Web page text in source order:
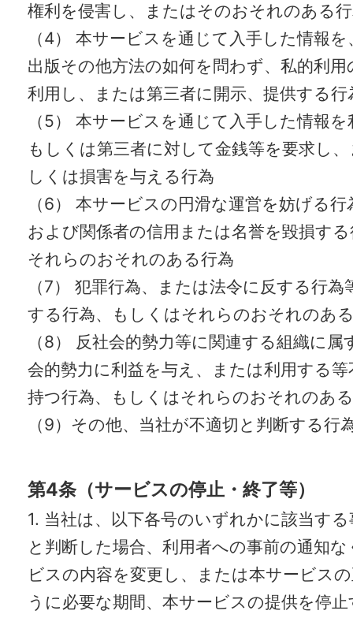
権利を侵害し、またはそのおそれのある
（4） 本サービスを通じて入手した情報
出版その他方法の如何を問わず、私的利
利用し、または第三者に開示、提供する行
（5） 本サービスを通じて入手した情報
もしくは第三者に対して金銭等を要求し
しくは損害を与える行為
（6） 本サービスの円滑な運営を妨げる
および関係者の信用または名誉を毀損す
それらのおそれのある行為
（7） 犯罪行為、または法令に反する行為
する行為、もしくはそれらのおそれのあ
（8） 反社会的勢力等に関連する組織に属
会的勢力に利益を与え、または利用する
持つ行為、もしくはそれらのおそれのあ
（9）その他、当社が不適切と判断する行
第4条（サービスの停止・終了等）
1. 当社は、以下各号のいずれかに該当す
と判断した場合、利用者への事前の通知
ビスの内容を変更し、または本サービス
うに必要な期間、本サービスの提供を停